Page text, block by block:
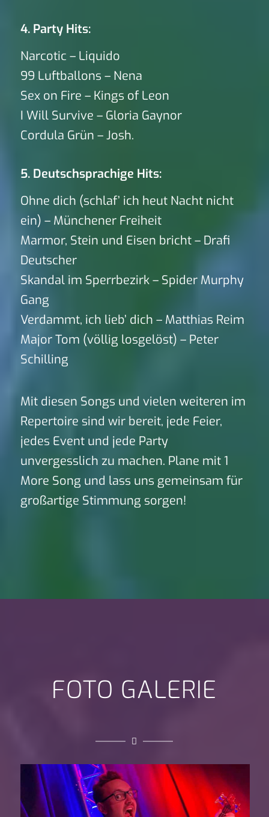
4. Party Hits:
Narcotic – Liquido
99 Luftballons – Nena
Sex on Fire – Kings of Leon
I Will Survive – Gloria Gaynor
Cordula Grün – Josh.
5. Deutschsprachige Hits:
Ohne dich (schlaf’ ich heut Nacht nicht
ein) – Münchener Freiheit
Marmor, Stein und Eisen bricht – Drafi
Deutscher
Skandal im Sperrbezirk – Spider Murphy
Gang
Verdammt, ich lieb’ dich – Matthias Reim
Major Tom (völlig losgelöst) – Peter
Schilling
Mit diesen Songs und vielen weiteren im
Repertoire sind wir bereit, jede Feier,
jedes Event und jede Party
unvergesslich zu machen. Plane mit 1
More Song und lass uns gemeinsam für
großartige Stimmung sorgen!
FOTO GALERIE